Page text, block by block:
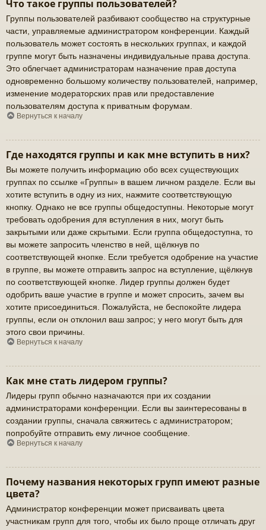
Что такое группы пользователей?
Группы пользователей разбивают сообщество на структурные
части, управляемые администратором конференции. Каждый
пользователь может состоять в нескольких группах, и каждой
группе могут быть назначены индивидуальные права доступа.
Это облегчает администраторам назначение прав доступа
одновременно большому количеству пользователей, например,
изменение модераторских прав или предоставление
пользователям доступа к приватным форумам.
Вернуться к началу
Где находятся группы и как мне вступить в них?
Вы можете получить информацию обо всех существующих
группах по ссылке «Группы» в вашем личном разделе. Если вы
хотите вступить в одну из них, нажмите соответствующую
кнопку. Однако не все группы общедоступны. Некоторые могут
требовать одобрения для вступления в них, могут быть
закрытыми или даже скрытыми. Если группа общедоступна, то
вы можете запросить членство в ней, щёлкнув по
соответствующей кнопке. Если требуется одобрение на участие
в группе, вы можете отправить запрос на вступление, щёлкнув
по соответствующей кнопке. Лидер группы должен будет
одобрить ваше участие в группе и может спросить, зачем вы
хотите присоединиться. Пожалуйста, не беспокойте лидера
группы, если он отклонил ваш запрос; у него могут быть для
этого свои причины.
Вернуться к началу
Как мне стать лидером группы?
Лидеры групп обычно назначаются при их создании
администраторами конференции. Если вы заинтересованы в
создании группы, сначала свяжитесь с администратором;
попробуйте отправить ему личное сообщение.
Вернуться к началу
Почему названия некоторых групп имеют разные
цвета?
Администратор конференции может присваивать цвета
участникам групп для того, чтобы их было проще отличать друг